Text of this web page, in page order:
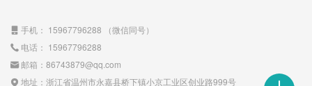
 手机： 15967796288 （微信同号）
 电话： 15967796288
邮箱： 86743879@qq.com
 地址： 浙江省温州市永嘉县桥下镇小京工业区创业路999号